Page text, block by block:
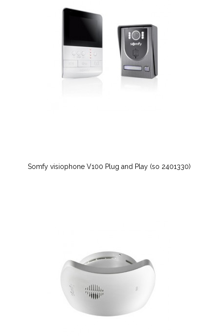
Somfy visiophone V100 Plug and Play (so 2401330)